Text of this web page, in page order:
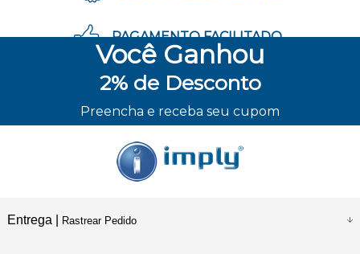
PAGAMENTO FACILITADO
ENVIO RÁPIDO
Você Ganhou
2%de Desconto
Preencha e receba seu cupom
Entrega | Rastrear Pedido